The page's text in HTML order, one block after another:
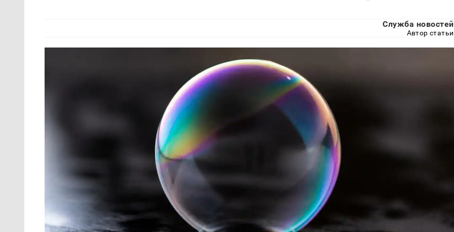
Служба новостей
Автор статьи